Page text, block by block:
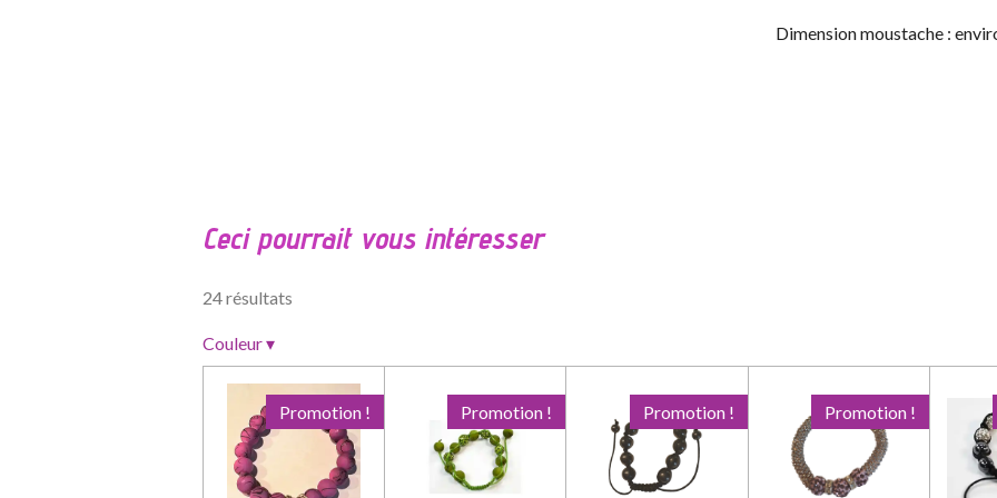
Dimension moustache :
u
t
o
n
Ceci pourrait vous intéresser
24 résultats
Couleur▾
Promotion ! Promotion ! Promotion ! Promotion !